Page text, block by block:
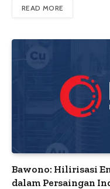
READ MORE
Bawono: Hilirisasi
dalam Persaingan